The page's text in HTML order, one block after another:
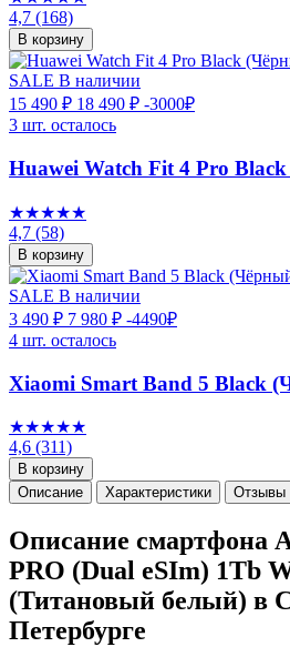
4,7 (168)
В корзину
SALE В наличии
15 490 ₽ 18 490 ₽ -3000₽
3 шт. осталось
Huawei Watch Fit 4 Pro
★★★★★
4,7 (58)
В корзину
SALE В наличии
3 490 ₽ 7 980 ₽ -4490₽
4 шт. осталось
Xiaomi Smart Band 5 Black
★★★★★
4,6 (311)
В корзину
Описание
Характеристики Отзывы
Описание смартфона
PRO (Dual eSIm) 1Tb
(Титановый белый) в
Петербурге